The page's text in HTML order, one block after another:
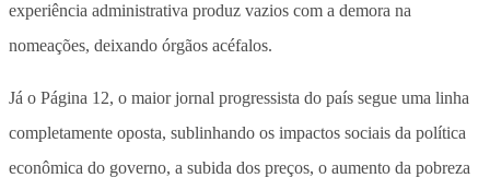
experiência administrativa produz vazios com a demora na
nomeações, deixando órgãos acéfalos.
Já o Página 12, o maior jornal progressista do país segue uma linha
completamente oposta, sublinhando os impactos sociais da política
econômica do governo, a subida dos preços, o aumento da pobreza